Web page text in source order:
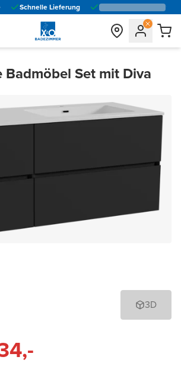
Schnelle Lieferung
Badmöbel Set mit Diva
3D